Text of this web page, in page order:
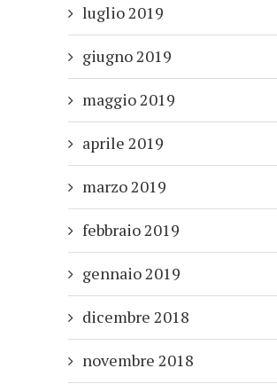
luglio 2019
giugno 2019
maggio 2019
aprile 2019
marzo 2019
febbraio 2019
gennaio 2019
dicembre 2018
novembre 2018